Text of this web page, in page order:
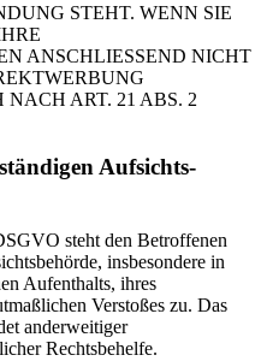
STEHT. WENN SIE
ANSCHLIESSEND NICHT
ART. 21 ABS. 2
Aufsichts­
steht den Betroffenen
insbesondere in
Aufenthalts, ihres
Verstoßes zu. Das
anderweitiger
Rechtsbehelfe.